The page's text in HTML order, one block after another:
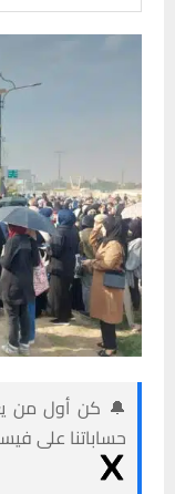
🔔 كن أول من
حساباتنا على